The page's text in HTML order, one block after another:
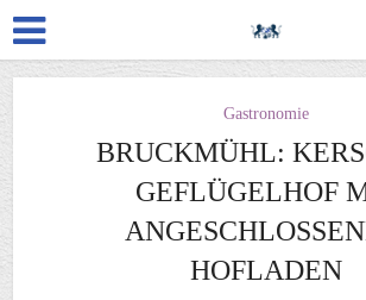
Gastronomie
BRUCKMÜHL:
GEFLÜGELHOF
HOFLADEN